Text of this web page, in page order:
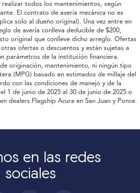
todos los mantenimientos, según
El contrato de avería mecánica no es
solo al dueño original). Una vez entre en
de avería conlleva deducible de $200,
original que conlleve dicho arreglo. Ofertas
ofertas o descuentos y están sujetas a
parámetros de la institución financiera.
originación, mantenimiento, ni ningún tipo
(MPG) basado en estimados de millaje del
con las condiciones de manejo y de la
1 de junio de 2025 al 30 de junio de 2025 o
dealers Flagship Acura en San Juan y Ponce.
en las redes
sociales